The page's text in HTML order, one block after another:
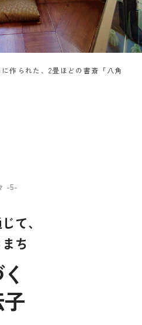
作られた、2畳ほどの書斎「八角
-5-
て、
ち